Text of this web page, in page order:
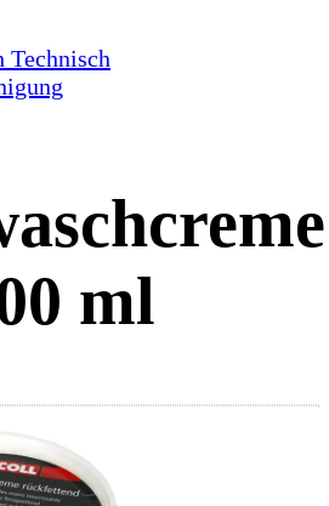
Technisch
ml